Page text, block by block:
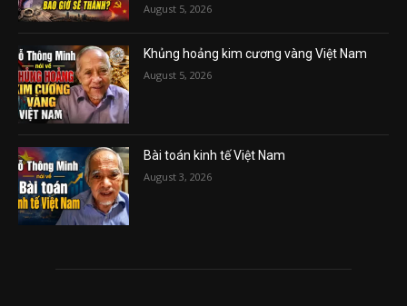
August 5, 2026
Khủng hoảng kim cương vàng Việt Nam
August 5, 2026
Bài toán kinh tế Việt Nam
August 3, 2026